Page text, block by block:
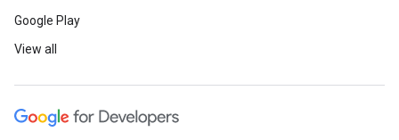
Google Play
View all